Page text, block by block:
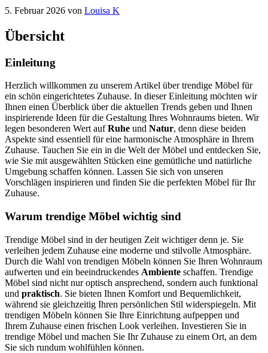
5. Februar 2026 von Louisa K
Übersicht
Einleitung
Herzlich willkommen zu unserem Artikel über trendige Möbel für
ein schön eingerichtetes Zuhause. In dieser Einleitung möchten wir
Ihnen einen Überblick über die aktuellen Trends geben und Ihnen
inspirierende Ideen für die Gestaltung Ihres Wohnraums bieten. Wir
legen besonderen Wert aufRuhe und Natur, denn diese beiden
Aspekte sind essentiell für eine harmonische Atmosphäre in Ihrem
Zuhause. Tauchen Sie ein in die Welt der Möbel und entdecken Sie,
wie Sie mit ausgewählten Stücken eine gemütliche und natürliche
Umgebung schaffen können. Lassen Sie sich von unseren
Vorschlägen inspirieren und finden Sie die perfekten Möbel für Ihr
Zuhause.
Warum trendige Möbel wichtig sind
Trendige Möbel sind in der heutigen Zeit wichtiger denn je. Sie
verleihen jedem Zuhause eine moderne und stilvolle Atmosphäre.
Durch die Wahl von trendigen Möbeln können Sie Ihren Wohnraum
aufwerten und ein beeindruckendes Ambiente schaffen. Trendige
Möbel sind nicht nur optisch ansprechend, sondern auch funktional
und praktisch. Sie bieten Ihnen Komfort und Bequemlichkeit,
während sie gleichzeitig Ihren persönlichen Stil widerspiegeln. Mit
trendigen Möbeln können Sie Ihre Einrichtung aufpeppen und
Ihrem Zuhause einen frischen Look verleihen. Investieren Sie in
trendige Möbel und machen Sie Ihr Zuhause zu einem Ort, an dem
Sie sich rundum wohlfühlen können.